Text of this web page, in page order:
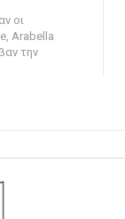
Arabella
την